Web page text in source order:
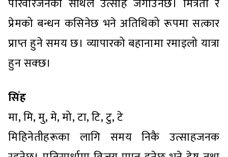
परिवारजनको साथले उत्साह जगाउनेछ। मित्रता र
प्रेमको बन्धन कसिनेछ भने अतिथिको रूपमा सत्कार
प्राप्त हुने समय छ। व्यापारको बहानामा रमाइलो यात्रा
हुन सक्छ।
सिंह
मा, मि, मु, मे, मो, टा, टि, टु, टे
मिहिनेतीहरूका लागि समय निकै उत्साहजनक